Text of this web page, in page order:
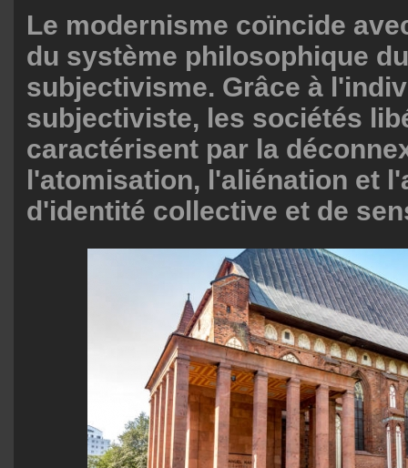
Le modernisme coïncide
du système philosophique du
subjectivisme. Grâce à
subjectiviste, les sociétés
caractérisent par la
l'atomisation, l'aliénation et
d'identité collective et de